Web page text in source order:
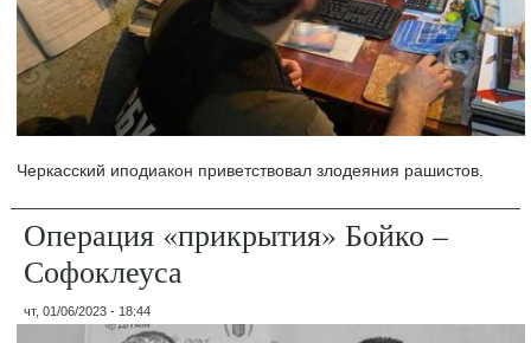
Черкасский иподиакон приветствовал злодеяния рашистов.
Операция «прикрытия» Бойко –
Софоклеуса
чт, 01/06/2023 - 18:44